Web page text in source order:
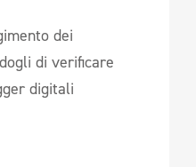
dei
di verificare
digitali